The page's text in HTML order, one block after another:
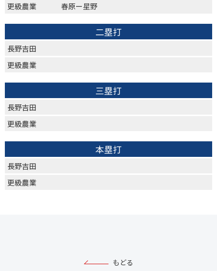
更級農業
春原ー星野
二塁打
長野吉田
更級農業
三塁打
長野吉田
更級農業
本塁打
長野吉田
更級農業
もどる